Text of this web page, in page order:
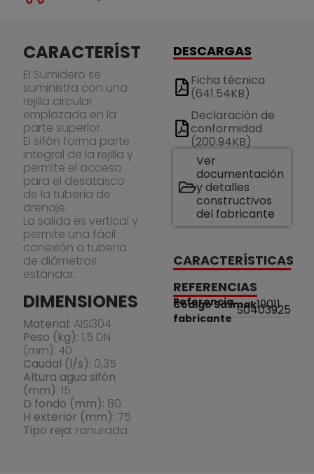
CARACTERÍSTICAS
El Sumidero se
suministra con una
rejilla circular
emplazada en la
parte superior.
El sifón forma parte
integral de la rejilla y
permite el acceso
para el desatasco
de la tubería de
drenaje.
La salida es vertical y
permite una fácil
conexión a tubería
de diámetros
estándar.
DIMENSIONES
Material: AISI304
Peso (kg): 1,5 DN
(mm): 40
Caudal (l/s): 0,35
Altura agua sifón
(mm): 15
D fondo (mm): 80
H exterior (mm): 75
Tipo reja: ranurada
DESCARGAS
Ficha técnica
(641.54KB)
Declaración de
conformidad
(200.94KB)
Ver
documentación
y detalles
constructivos
del fabricante
CARACTERÍSTICAS
REFERENCIAS
Código Sasmak19011
Referencia
fabricante
S0403925